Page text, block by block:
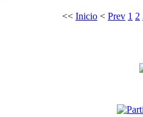
<< Inicio < Prev 1 2